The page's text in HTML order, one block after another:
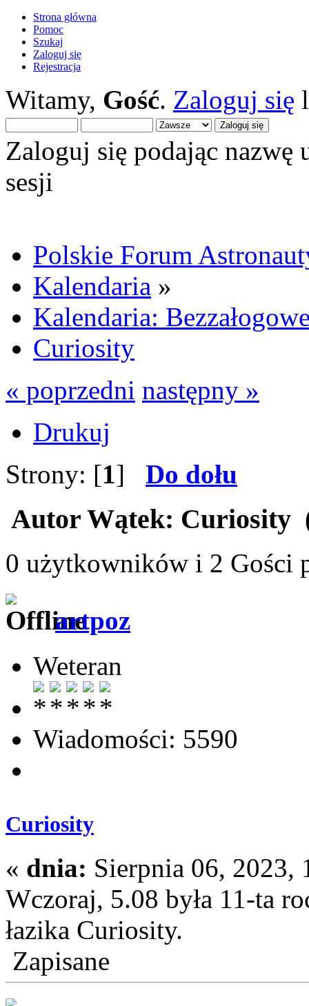
Strona główna
Pomoc
Szukaj
Zaloguj się
Rejestracja
Witamy, Gość. Zaloguj się
Zaloguj się podając nazwę
sesji
Polskie Forum
Kalendaria »
Kalendaria:
Curiosity
« poprzedni następny »
Drukuj
Strony: [1] Do dołu
Autor Wątek: Curiosity
0 użytkowników i 2 Gości
artpoz
Weteran
Wiadomości: 5590
Curiosity
« dnia: Sierpnia 06, 2023,
Wczoraj, 5.08 była 11-ta
łazika Curiosity.
Zapisane